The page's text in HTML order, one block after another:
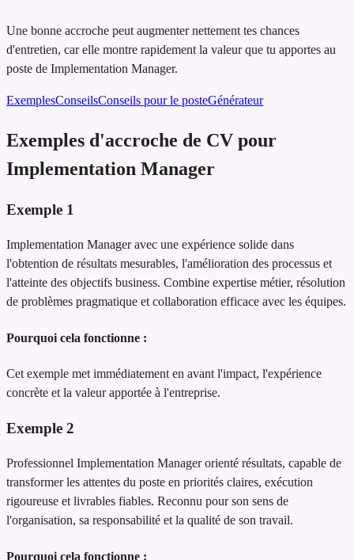
Une bonne accroche peut augmenter nettement tes chances
d'entretien, car elle montre rapidement la valeur que tu apportes au
poste de Implementation Manager.
ExemplesConseilsConseils pour le posteGénérateur
Exemples d'accroche de CV pour
Implementation Manager
Exemple 1
Implementation Manager avec une expérience solide dans
l'obtention de résultats mesurables, l'amélioration des processus et
l'atteinte des objectifs business. Combine expertise métier, résolution
de problèmes pragmatique et collaboration efficace avec les équipes.
Pourquoi cela fonctionne :
Cet exemple met immédiatement en avant l'impact, l'expérience
concrète et la valeur apportée à l'entreprise.
Exemple 2
Professionnel Implementation Manager orienté résultats, capable de
transformer les attentes du poste en priorités claires, exécution
rigoureuse et livrables fiables. Reconnu pour son sens de
l'organisation, sa responsabilité et la qualité de son travail.
Pourquoi cela fonctionne :